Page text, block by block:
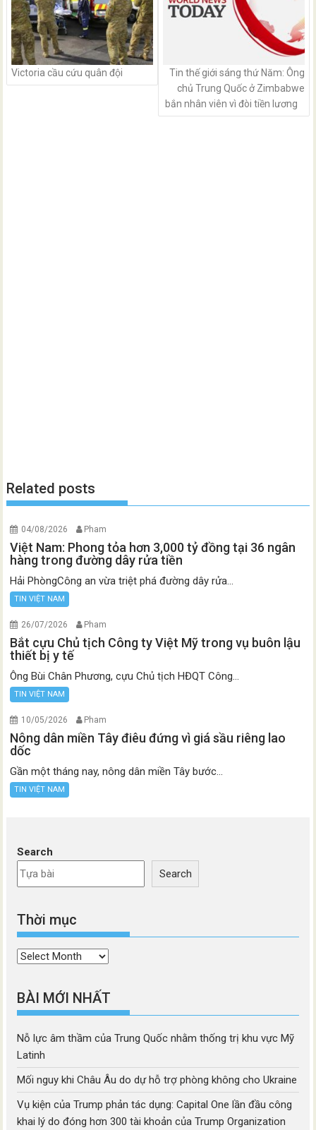
Victoria cầu cứu quân đội
Tin thế giới sáng thứ Năm: Ông
chủ Trung Quốc ở Zimbabwe
bắn nhân viên vì đòi tiền lương
Related posts
04/08/2026 Pham
Việt Nam: Phong tỏa hơn 3,000 tỷ đồng tại 36 ngân
hàng trong đường dây rửa tiền
Hải PhòngCông an vừa triệt phá đường dây rửa...
TIN VIỆT NAM
26/07/2026 Pham
Bắt cựu Chủ tịch Công ty Việt Mỹ trong vụ buôn lậu
thiết bị y tế
Ông Bùi Chân Phương, cựu Chủ tịch HĐQT Công...
TIN VIỆT NAM
10/05/2026 Pham
Nông dân miền Tây điêu đứng vì giá sầu riêng lao
dốc
Gần một tháng nay, nông dân miền Tây bước...
TIN VIỆT NAM
Search
Search
Thời mục
Thời
BÀI MỚI NHẤT
Nỗ lực âm thầm của Trung Quốc nhằm thống trị khu vực Mỹ
Latinh
Mối nguy khi Châu Âu do dự hỗ trợ phòng không cho Ukraine
Vụ kiện của Trump phản tác dụng: Capital One lần đầu công
khai lý do đóng hơn 300 tài khoản của Trump Organization